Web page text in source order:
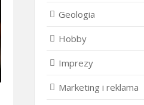
Geologia
Hobby
Imprezy
Marketing i reklama